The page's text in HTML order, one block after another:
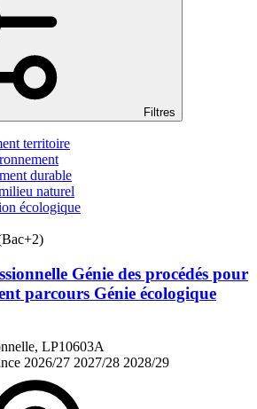
Filtres
territoire
durable
naturel
écologique
Génie des procédés pour
parcours Génie écologique
LP10603A
2026/27 2027/28 2028/29